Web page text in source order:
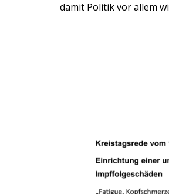
damit Politik vor allem